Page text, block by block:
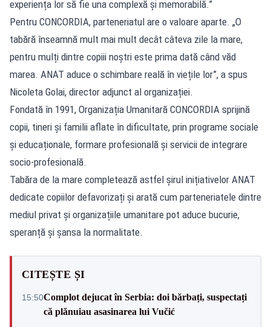
experiența lor să fie una complexă și memorabilă.”
Pentru CONCORDIA, parteneriatul are o valoare aparte. „O
tabără înseamnă mult mai mult decât câteva zile la mare,
pentru mulți dintre copiii noștri este prima dată când văd
marea. ANAT aduce o schimbare reală în viețile lor”, a spus
Nicoleta Golai, director adjunct al organizației.
Fondată în 1991, Organizația Umanitară CONCORDIA sprijină
copii, tineri și familii aflate în dificultate, prin programe sociale
și educaționale, formare profesională și servicii de integrare
socio-profesională.
Tabăra de la mare completează astfel șirul inițiativelor ANAT
dedicate copiilor defavorizați și arată cum parteneriatele dintre
mediul privat și organizațiile umanitare pot aduce bucurie,
speranță și șansa la normalitate.
CITEȘTE ȘI
15:50Complot dejucat în Serbia: doi bărbați, suspectați
că plănuiau asasinarea lui Vučić